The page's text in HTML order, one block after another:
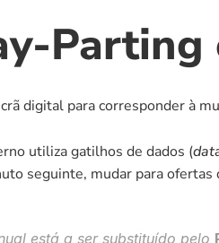
digital para corresponder à
utiliza gatilhos de dados (
seguinte, mudar para
está a ser substituído pelo